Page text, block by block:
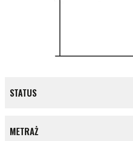
STATUS
METRAŻ